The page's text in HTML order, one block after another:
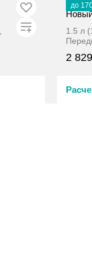
доВ
1.5 л
2